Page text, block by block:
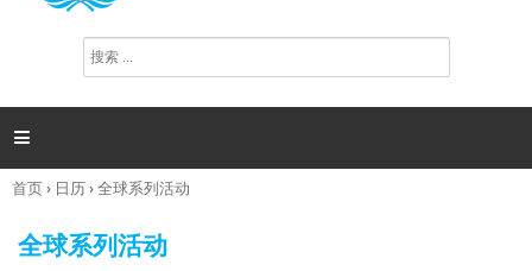
搜
索

你
这
首页› 日历›全球系列活动
全球系列活动